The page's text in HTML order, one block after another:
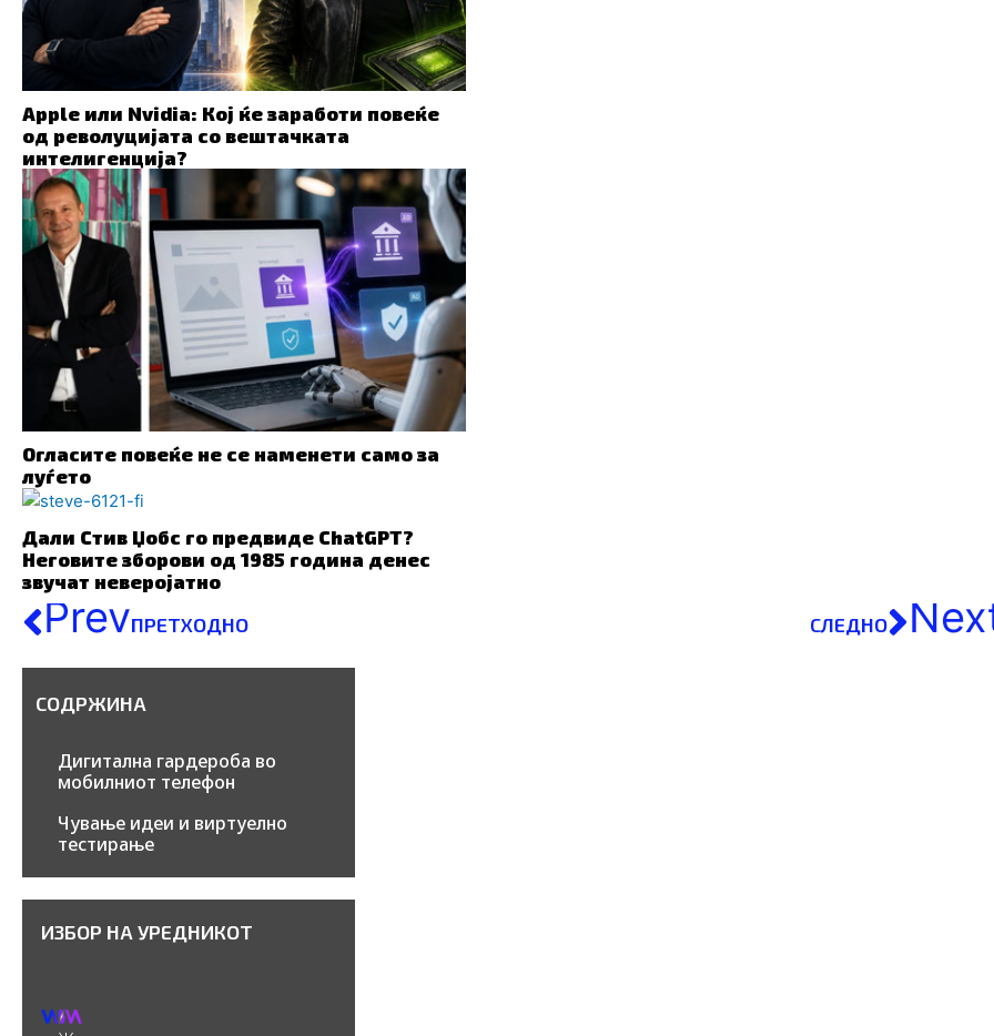
Apple или Nvidia: Кој ќе заработи повеќе
од револуцијата со вештачката
интелигенција?
Огласите повеќе не се наменети само за
луѓето
Дали Стив Џобс го предвиде ChatGPT?
Неговите зборови од 1985 година денес
звучат неверојатно
PrevПРЕТХОДНО СЛЕДНО
СОДРЖИНА
Дигитална гардероба во
мобилниот телефон
Чување идеи и виртуелно
тестирање
ИЗБОР НА УРЕДНИКОТ